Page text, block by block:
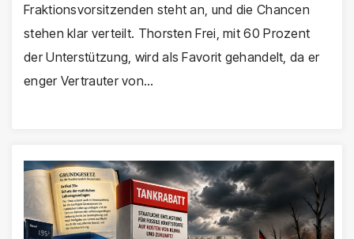
Fraktionsvorsitzenden steht an, und die Chancen
stehen klar verteilt. Thorsten Frei, mit 60 Prozent
der Unterstützung, wird als Favorit gehandelt, da er
enger Vertrauter von…